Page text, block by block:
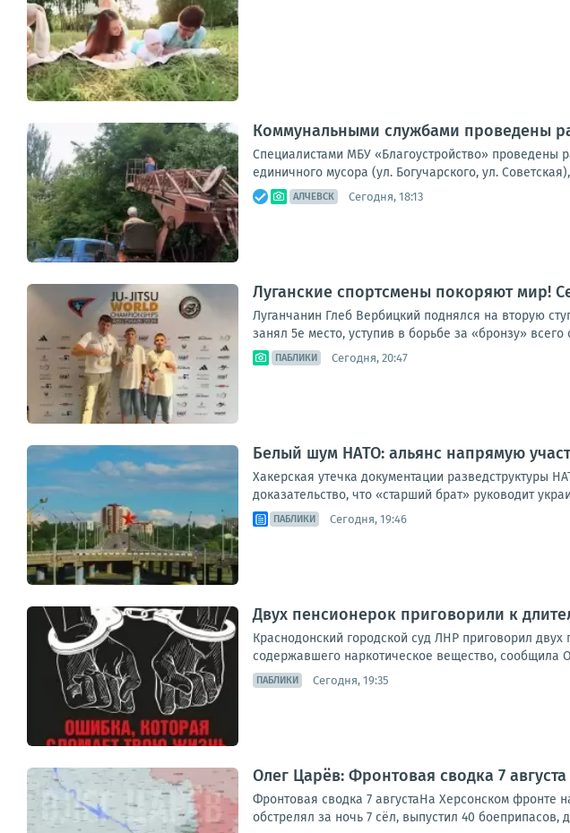
Коммунальными службами проведены
Специалистами МБУ «Благоустройство» проведены
единичного мусора (ул. Богучарского, ул.
АЛЧЕВСК Сегодня, 18:13
Луганские спортсмены покоряют мир!
Луганчанин Глеб Вербицкий поднялся на вторую
занял 5е место, уступив в борьбе за «бронзу»
ПАБЛИКИ Сегодня, 20:47
Белый шум НАТО: альянс напрямую
Хакерская утечка документации разведструктуры
доказательство, что «старший брат» руководит
ПАБЛИКИ Сегодня, 19:46
Двух пенсионерок приговорили к
Краснодонский городской суд ЛНР приговорил
содержавшего наркотическое вещество, сообщила
ПАБЛИКИ Сегодня, 19:35
Олег Царёв: Фронтовая сводка 7 августа
Фронтовая сводка 7 августаНа Херсонском
обстрелял за ночь 7 сёл, выпустил 40